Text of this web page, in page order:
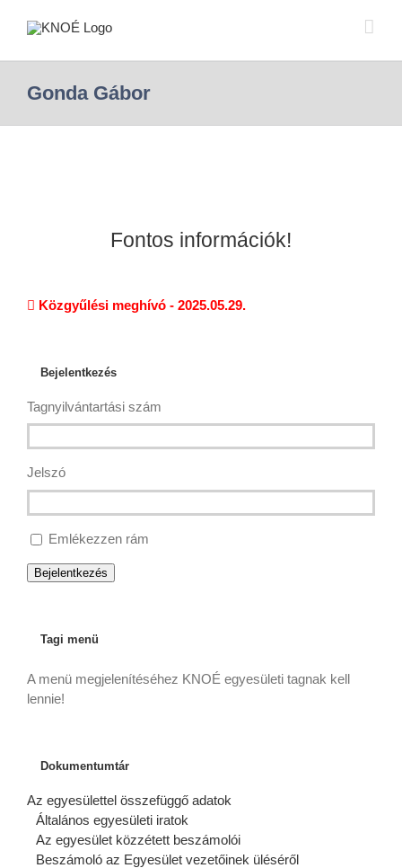
Gonda Gábor
Fontos információk!
Közgyűlési meghívó - 2025.05.29.
Bejelentkezés
Tagnyilvántartási szám
Jelszó
Emlékezzen rám
Bejelentkezés
Tagi menü
A menü megjelenítéséhez KNOÉ egyesületi tagnak kell
lennie!
Dokumentumtár
Az egyesülettel összefüggő adatok
Általános egyesületi iratok
Az egyesület közzétett beszámolói
Beszámoló az Egyesület vezetőinek üléséről